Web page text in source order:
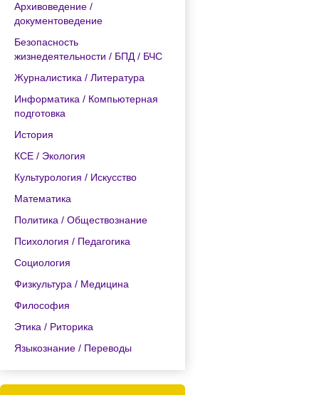
Архивоведение /
документоведение
Безопасность
жизнедеятельности / БПД / БЧС
Журналистика / Литература
Информатика / Компьютерная
подготовка
История
КСЕ / Экология
Культурология / Искусство
Математика
Политика / Обществознание
Психология / Педагогика
Социология
Физкультура / Медицина
Философия
Этика / Риторика
Языкознание / Переводы